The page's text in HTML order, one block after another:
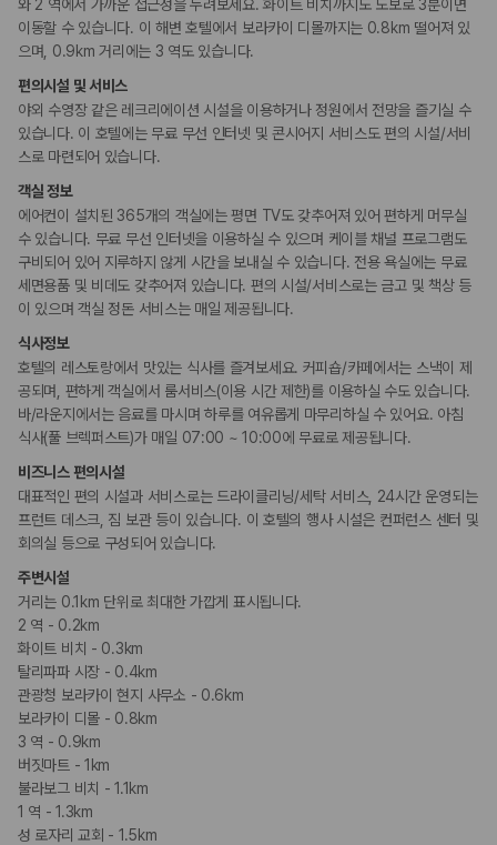
휠체어로 이용 가능
지정 흡연 구역
와 2 역에서 가까운 접근성을 누려보세요. 화이트 비치까지도 도보로 3분이면
이동할 수 있습니다. 이 해변 호텔에서 보라카이 디몰까지는 0.8km 떨어져 있
으며, 0.9km 거리에는 3 역도 있습니다.
편의시설 및 서비스
야외 수영장 같은 레크리에이션 시설을 이용하거나 정원에서 전망을 즐기실 수
있습니다. 이 호텔에는 무료 무선 인터넷 및 콘시어지 서비스도 편의 시설/서비
스로 마련되어 있습니다.
객실 정보
에어컨이 설치된 365개의 객실에는 평면 TV도 갖추어져 있어 편하게 머무실
수 있습니다. 무료 무선 인터넷을 이용하실 수 있으며 케이블 채널 프로그램도
구비되어 있어 지루하지 않게 시간을 보내실 수 있습니다. 전용 욕실에는 무료
세면용품 및 비데도 갖추어져 있습니다. 편의 시설/서비스로는 금고 및 책상 등
이 있으며 객실 정돈 서비스는 매일 제공됩니다.
식사정보
호텔의 레스토랑에서 맛있는 식사를 즐겨보세요. 커피숍/카페에서는 스낵이 제
공되며, 편하게 객실에서 룸서비스(이용 시간 제한)를 이용하실 수도 있습니다.
바/라운지에서는 음료를 마시며 하루를 여유롭게 마무리하실 수 있어요. 아침
식사(풀 브렉퍼스트)가 매일 07:00 ~ 10:00에 무료로 제공됩니다.
비즈니스 편의시설
대표적인 편의 시설과 서비스로는 드라이클리닝/세탁 서비스, 24시간 운영되는
프런트 데스크, 짐 보관 등이 있습니다. 이 호텔의 행사 시설은 컨퍼런스 센터 및
회의실 등으로 구성되어 있습니다.
주변시설
거리는 0.1km 단위로 최대한 가깝게 표시됩니다.
2 역 - 0.2km
화이트 비치 - 0.3km
탈리파파 시장 - 0.4km
관광청 보라카이 현지 사무소 - 0.6km
보라카이 디몰 - 0.8km
3 역 - 0.9km
버짓마트 - 1km
불라보그 비치 - 1.1km
1 역 - 1.3km
성 로자리 교회 - 1.5km